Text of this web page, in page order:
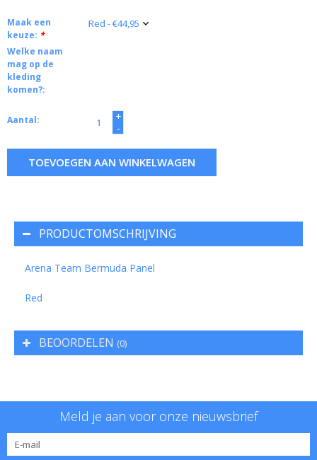
Maak een
keuze: *
Welke naam
mag op de
kleding
komen?:
Aantal:
+
-
TOEVOEGEN AAN WINKELWAGEN
PRODUCTOMSCHRIJVING
Arena Team Bermuda Panel
Red
BEOORDELEN (0)
Meld je aan voor onze nieuwsbrief